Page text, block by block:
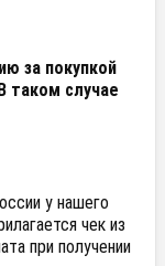
за покупкой
таком случае
у нашего
чек из
при получении